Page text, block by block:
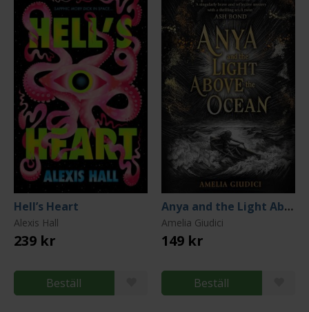
Hell’s Heart
Alexis Hall
239 kr
Beställ
Anya and the Light Above the Ocean
Amelia Giudici
149 kr
Beställ